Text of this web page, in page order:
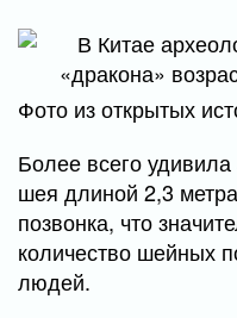
Фото из открытых
Более всего
шея длиной 2,3
позвонка, что
количество шейных
людей.